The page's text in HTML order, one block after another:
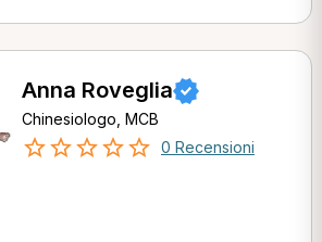
Anna Roveglia
Chinesiologo, MCB
0 Recensioni